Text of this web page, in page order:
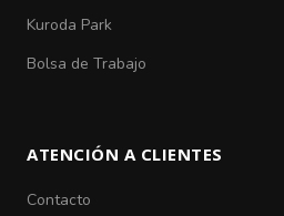
Kuroda Park
Bolsa de Trabajo
ATENCIÓN A CLIENTES
Contacto